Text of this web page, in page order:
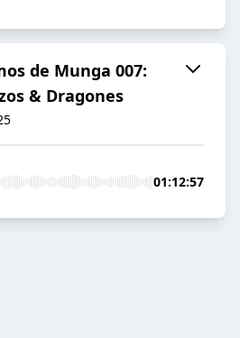
de Munga 007:
& Dragones
01:12:57